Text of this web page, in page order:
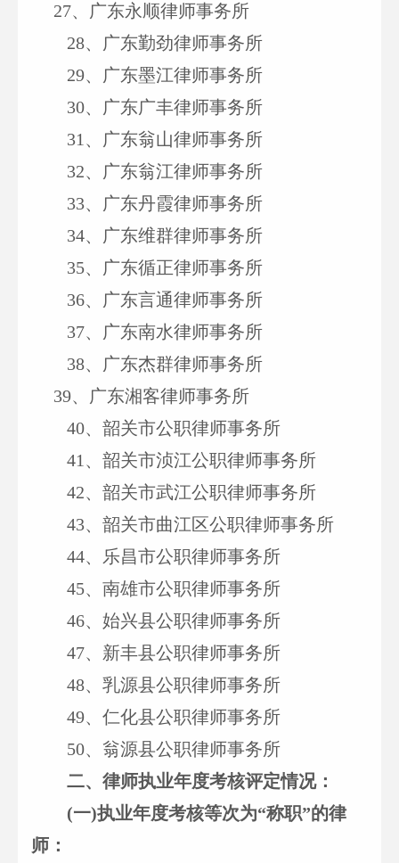
27、广东永顺律师事务所
28、广东勤劲律师事务所
29、广东墨江律师事务所
30、广东广丰律师事务所
31 、广东翁山律师事务所
32、广东翁江律师事务所
33、 广东丹霞律师事务所
34、 广东维群律师事务所
35、 广东循正律师事务所
36、 广东言通律师事务所
37、 广东南水律师事务所
38、 广东杰群律师事务所
39、 广东湘客律师事务所
40、韶关市公职律师事务所
41 、韶关市浈江公职律师事务所
42、韶关市武江公职律师事务所
43、韶关市曲江区公职律师事务所
44、乐昌市公职律师事务所
45、南雄市公职律师事务所
46、始兴县公职律师事务所
47、新丰县公职律师事务所
48、乳源县公职律师事务所
49、仁化县公职律师事务所
50、翁源县公职律师事务所
二、律师执业年度考核评定情况：
(一)执业年度考核等次为“称职”的律
师：